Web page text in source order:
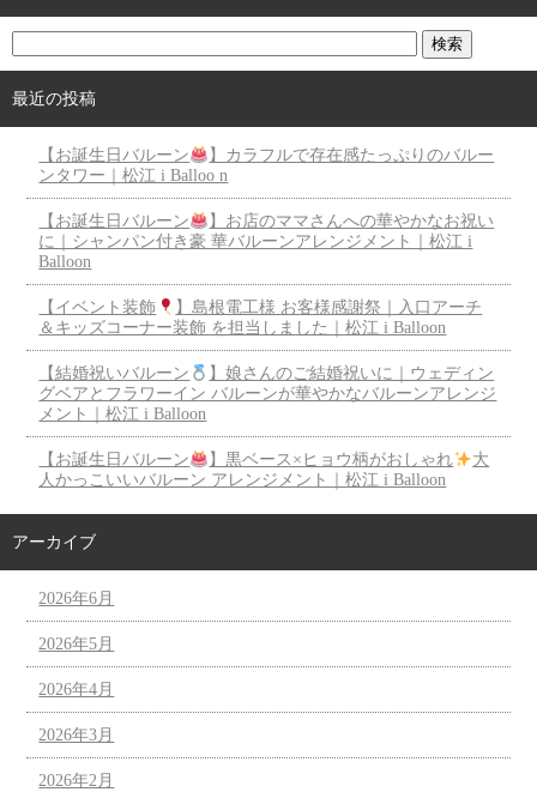
最近の投稿
【お誕生日バルーン
】カラフルで存在感たっぷりのバルー
ンタワー｜松江 i Balloo n
【お誕生日バルーン
】お店のママさんへの華やかなお祝い
に｜シャンパン付き豪 華バルーンアレンジメント｜松江 i
Balloon
【イベント装飾
】島根電工様 お客様感謝祭｜入口アーチ
＆キッズコーナー装飾 を担当しました｜松江 i Balloon
【結婚祝いバルーン
】娘さんのご結婚祝いに｜ウェディン
グベアとフラワーイン バルーンが華やかなバルーンアレンジ
メント｜松江 i Balloon
【お誕生日バルーン 】黒ベース×ヒョウ柄がおしゃれ
大
人かっこいいバルーン アレンジメント｜松江 i Balloon
アーカイブ
2026年6月
2026年5月
2026年4月
2026年3月
2026年2月